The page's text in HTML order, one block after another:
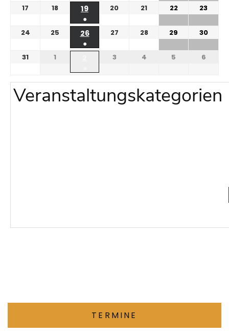
17 18
19
●
20 21 22 23
24 25
26
●
27 28 29 30
31 1 3 4 5 6
Veranstaltungskategorien
TERMINE